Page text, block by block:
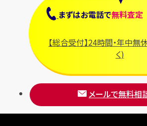
まずはお電話で無料査定
【総合受付】24時間・年中
く)
メールで無料相